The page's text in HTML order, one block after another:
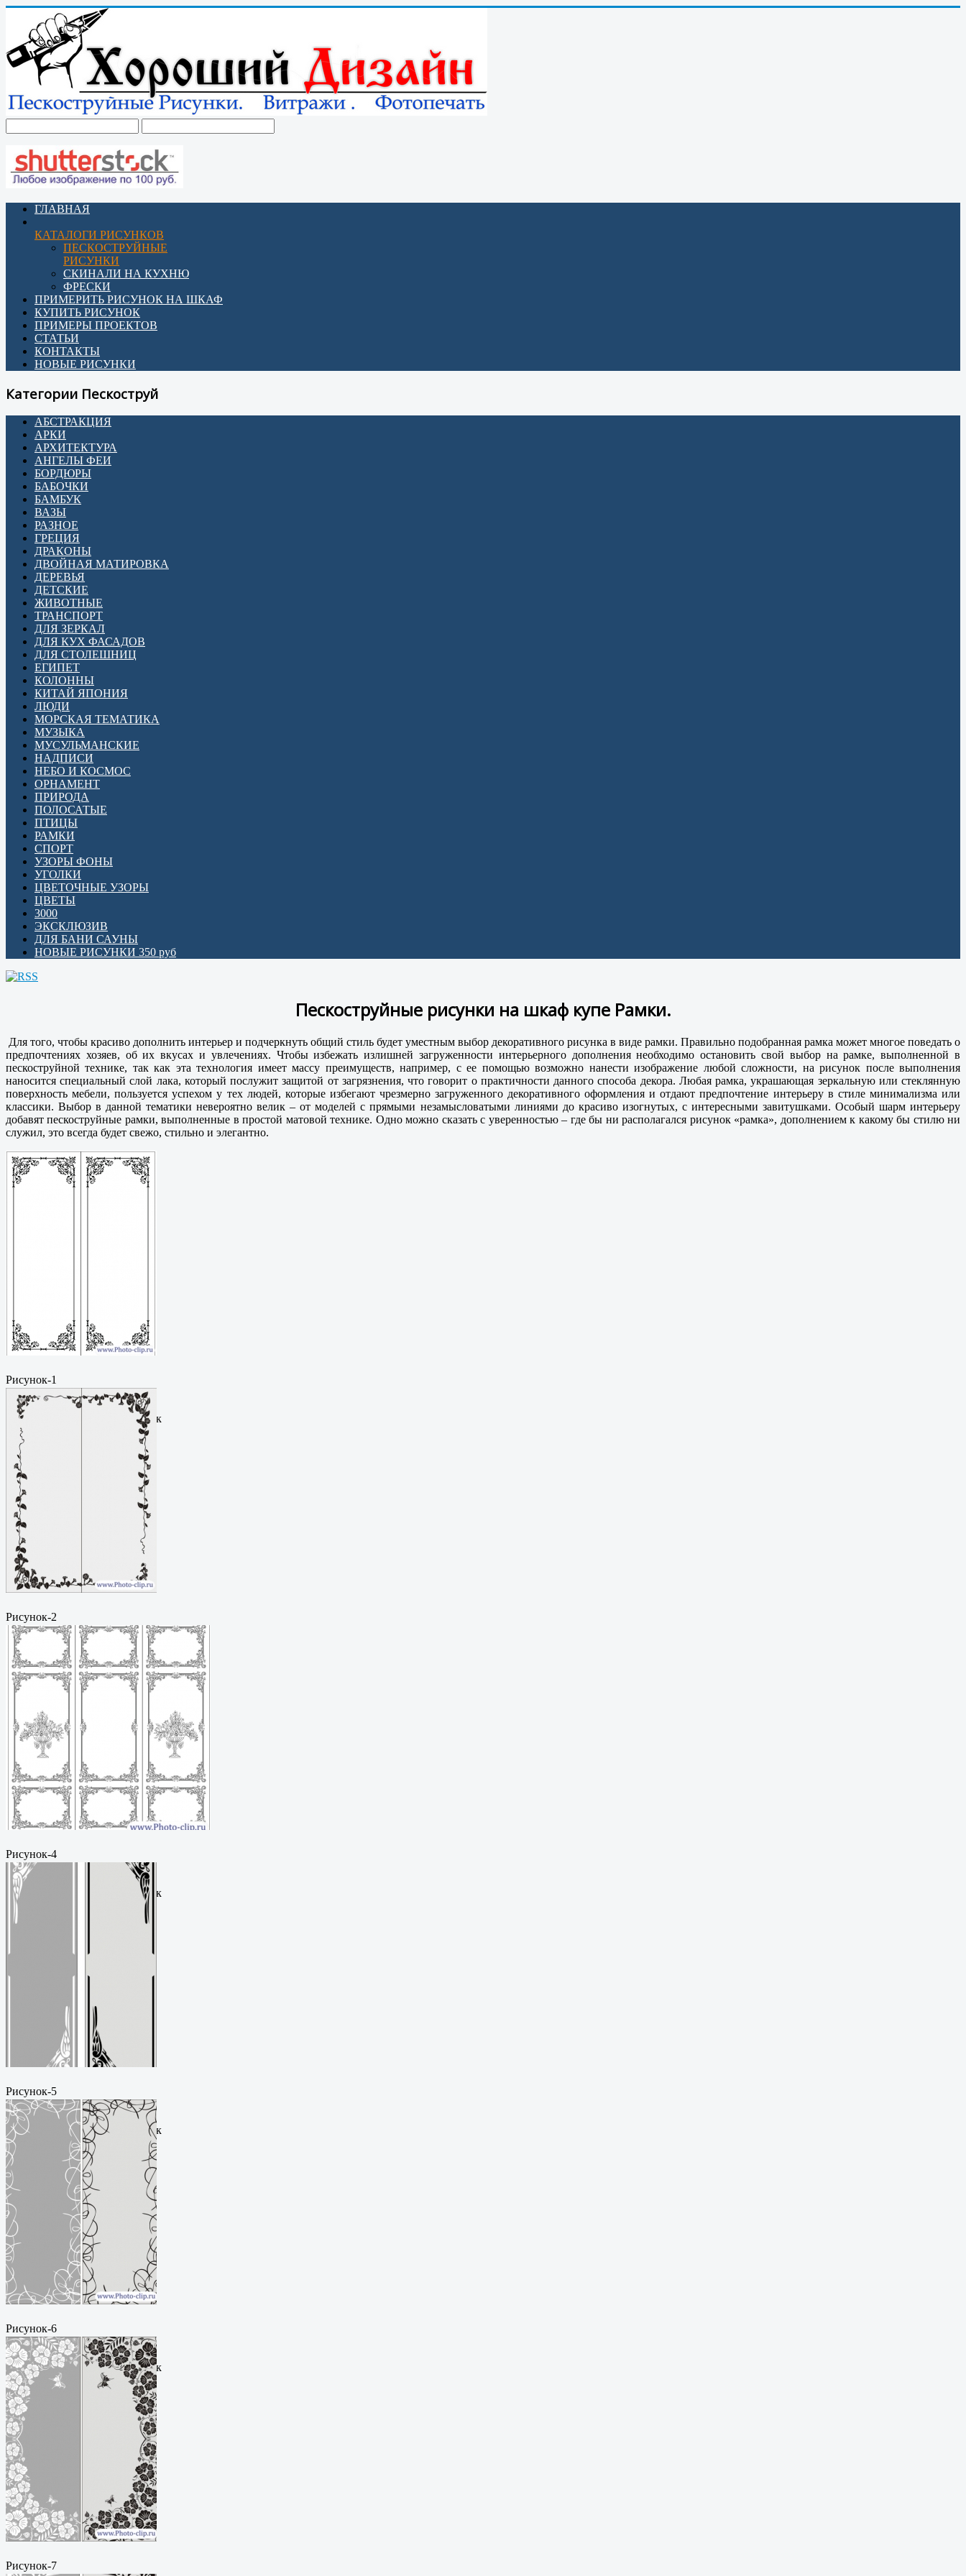
ГЛАВНАЯ
КАТАЛОГИ РИСУНКОВ
ПЕСКОСТРУЙНЫЕ
РИСУНКИ
СКИНАЛИ НА КУХНЮ
ФРЕСКИ
ПРИМЕРИТЬ РИСУНОК НА ШКАФ
КУПИТЬ РИСУНОК
ПРИМЕРЫ ПРОЕКТОВ
СТАТЬИ
КОНТАКТЫ
НОВЫЕ РИСУНКИ
Категории Пескоструй
АБСТРАКЦИЯ
АРКИ
АРХИТЕКТУРА
АНГЕЛЫ ФЕИ
БОРДЮРЫ
БАБОЧКИ
БАМБУК
ВАЗЫ
РАЗНОЕ
ГРЕЦИЯ
ДРАКОНЫ
ДВОЙНАЯ МАТИРОВКА
ДЕРЕВЬЯ
ДЕТСКИЕ
ЖИВОТНЫЕ
ТРАНСПОРТ
ДЛЯ ЗЕРКАЛ
ДЛЯ КУХ ФАСАДОВ
ДЛЯ СТОЛЕШНИЦ
ЕГИПЕТ
КОЛОННЫ
КИТАЙ ЯПОНИЯ
ЛЮДИ
МОРСКАЯ ТЕМАТИКА
МУЗЫКА
МУСУЛЬМАНСКИЕ
НАДПИСИ
НЕБО И КОСМОС
ОРНАМЕНТ
ПРИРОДА
ПОЛОСАТЫЕ
ПТИЦЫ
РАМКИ
СПОРТ
УЗОРЫ ФОНЫ
УГОЛКИ
ЦВЕТОЧНЫЕ УЗОРЫ
ЦВЕТЫ
3000
ЭКСКЛЮЗИВ
ДЛЯ БАНИ САУНЫ
НОВЫЕ РИСУНКИ 350 руб
Пескоструйные рисунки на шкаф купе Рамки.
Для того, чтобы красиво дополнить интерьер и подчеркнуть общий стиль будет уместным выбор декоративного рисунка в виде рамки. Правильно подобранная рамка может многое поведать о
предпочтениях хозяев, об их вкусах и увлечениях. Чтобы избежать излишней загруженности интерьерного дополнения необходимо остановить свой выбор на рамке, выполненной в
пескоструйной технике, так как эта технология имеет массу преимуществ, например, с ее помощью возможно нанести изображение любой сложности, на рисунок после выполнения
наносится специальный слой лака, который послужит защитой от загрязнения, что говорит о практичности данного способа декора. Любая рамка, украшающая зеркальную или стеклянную
поверхность мебели, пользуется успехом у тех людей, которые избегают чрезмерно загруженного декоративного оформления и отдают предпочтение интерьеру в стиле минимализма или
классики. Выбор в данной тематики невероятно велик – от моделей с прямыми незамысловатыми линиями до красиво изогнутых, с интересными завитушками. Особый шарм интерьеру
добавят пескоструйные рамки, выполненные в простой матовой технике. Одно можно сказать с уверенностью – где бы ни располагался рисунок «рамка», дополнением к какому бы стилю ни
служил, это всегда будет свежо, стильно и элегантно.
Рисунок-1
Пескоструйный
рисунокФормат: cdrЦена: 200
руб.Метки: векторный рисунок
Рисунок-2
Пескоструйный
рисунокФормат: cdrЦена: 200
руб.Метки: векторный рисунок
Рисунок-4
Пескоструйный
рисунокФормат: cdrЦена: 200
руб.Метки: векторный рисунок
Рисунок-5
Пескоструйный
рисунокФормат: cdrЦена: 200
руб.Метки: векторный рисунок
Рисунок-6
Пескоструйный
рисунокФормат: cdrЦена: 200
руб.Метки: векторный рисунок
Рисунок-7